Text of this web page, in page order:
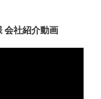
会社紹介動画